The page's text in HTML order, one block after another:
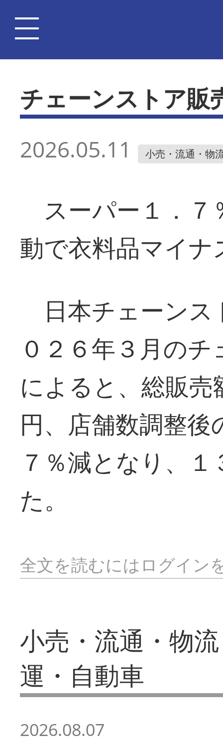
チェーンストア
2026.05.11 小売・流通・物
スーパー１．
動で衣料品マイナ
日本チェーンス
０２６年３月の
によると、総販
円、店舗数調整
７％減となり、
た。
全文を読むにはログイン
小売・流通・物
運・自動車
2026.08.07